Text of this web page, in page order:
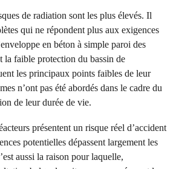
de radiation sont les plus élevés. Il
qui ne répondent plus aux exigences
en béton à simple paroi des
la faible protection du bassin de
les principaux points faibles de leur
n’ont pas été abordés dans le cadre du
de leur durée de vie.
présentent un risque réel d’accident
potentielles dépassent largement les
aussi la raison pour laquelle,